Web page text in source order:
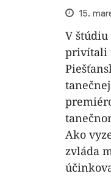
15.
V
privítali
Ako
zvláda